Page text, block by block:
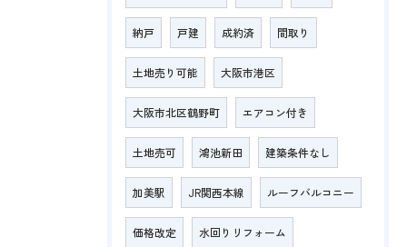
納戸 戸建 成約済 間取り
土地売り可能 大阪市港区
大阪市北区鶴野町 エアコン付き
土地売可 鴻池新田 建築条件なし
加美駅 JR関西本線 ルーフバルコニー
価格改定 水回りリフォーム